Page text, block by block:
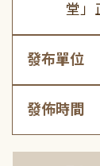
堂」
發布單位
發佈時間